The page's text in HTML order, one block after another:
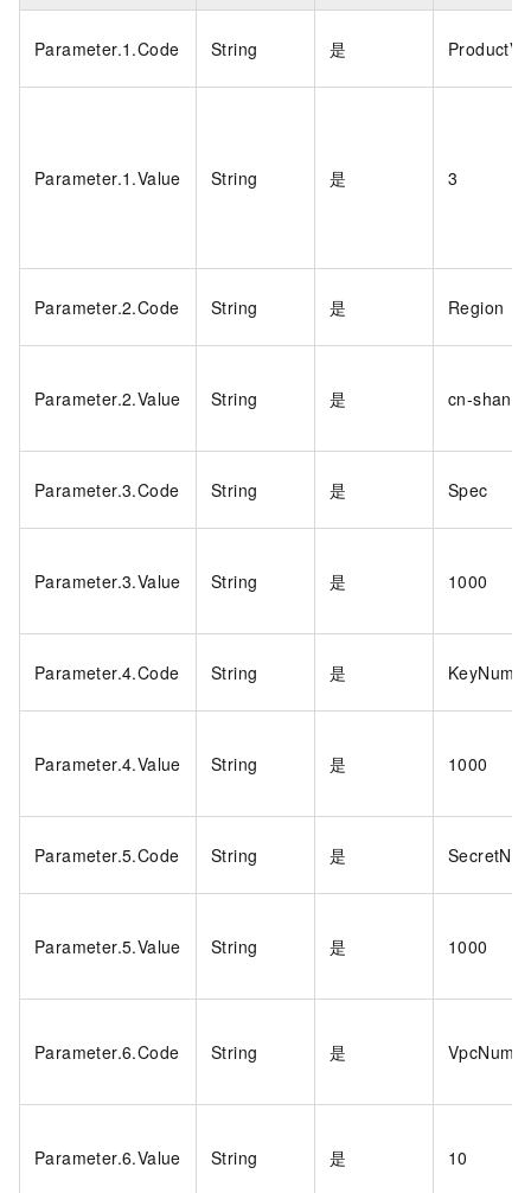
Parameter.1.Code String 是
Parameter.1.Value String 是 3
Parameter.2.Code String 是 Region
Parameter.2.Value String 是 cn-
Parameter.3.Code String 是 Spec
Parameter.3.Value String 是 1000
Parameter.4.Code String 是 KeyNum
Parameter.4.Value String 是 1000
Parameter.5.Code String 是
Parameter.5.Value String 是 1000
Parameter.6.Code String 是 VpcNum
Parameter.6.Value String 是 10